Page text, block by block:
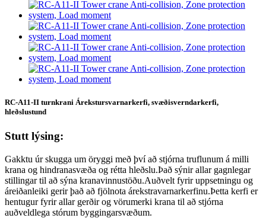
RC-A11-II turnkrani Árekstursvarnarkerfi, svæðisverndarkerfi,
hleðslustund
Stutt lýsing:
Gakktu úr skugga um öryggi með því að stjórna truflunum á milli
krana og hindranasvæða og rétta hleðslu.Það sýnir allar gagnlegar
stillingar til að sýna kranavinnustöðu.Auðvelt fyrir uppsetningu og
áreiðanleiki gerir það að fjölnota árekstravarnarkerfinu.Þetta kerfi er
hentugur fyrir allar gerðir og vörumerki krana til að stjórna
auðveldlega stórum byggingarsvæðum.